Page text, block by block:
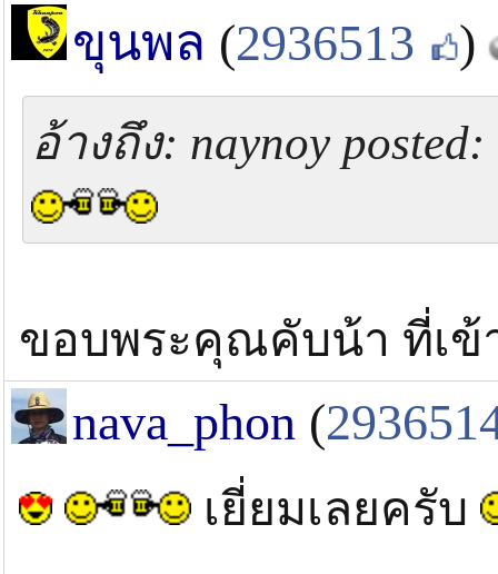
ขุนพล (2936513 )
อ้างถึง: naynoy
ขอบพระคุณคับน้า ที่เ
nava_phon (
เยี่ยมเลยครับ